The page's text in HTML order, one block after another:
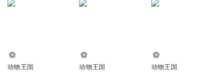
动物王国 动物王国 动物王国